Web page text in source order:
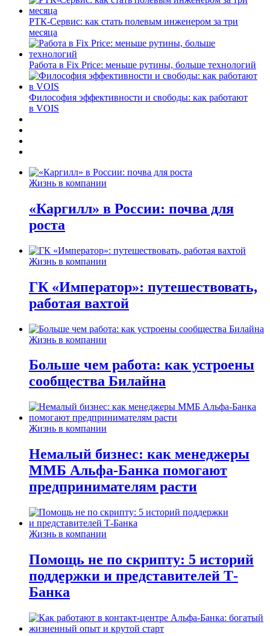
РТК-Сервис: как стать полевым инженером за три
месяца
Работа в Fix Price: меньше рутины, больше технологий
Философия эффективности и свободы: как работают
в VOIS
Жизнь в компании
«Каргилл» в России: почва для
роста
Жизнь в компании
ГК «Император»: путешествовать,
работая вахтой
Жизнь в компании
Больше чем работа: как устроены
сообщества Билайна
Жизнь в компании
Немалый бизнес: как менеджеры
ММБ Альфа-Банка помогают
предпринимателям расти
Жизнь в компании
Помощь не по скрипту: 5 историй
поддержки и представителей Т-
Банка